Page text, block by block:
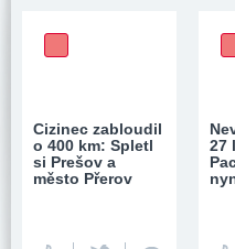
Cizinec zabloudil
o 400 km: Spletl
si Prešov a
město Přerov
27